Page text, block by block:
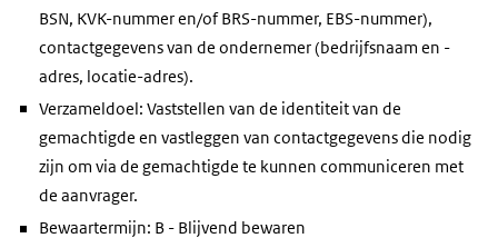
BSN, KVK-nummer en/of BRS-nummer, EBS-nummer),
contactgegevens van de ondernemer (bedrijfsnaam en -
adres, locatie-adres).
Verzameldoel: Vaststellen van de identiteit van de
gemachtigde en vastleggen van contactgegevens die nodig
zijn om via de gemachtigde te kunnen communiceren met
de aanvrager.
Bewaartermijn: B - Blijvend bewaren